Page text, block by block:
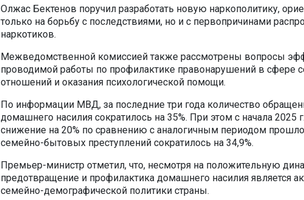
Олжас Бектенов поручил разработать новую наркополитику,
только на борьбу с последствиями, но и с первопричинами
наркотиков.
Межведомственной комиссией также рассмотрены вопросы
проводимой работы по профилактике правонарушений в сфере
отношений и оказания психологической помощи.
По информации МВД, за последние три года количество
домашнего насилия сократилось на 35%. При этом с начала 2025
снижение на 20% по сравнению с аналогичным периодом
семейно-бытовых преступлений сократилось на 34,9%.
Премьер-министр отметил, что, несмотря на положительную
предотвращение и профилактика домашнего насилия является
семейно-демографической политики страны.